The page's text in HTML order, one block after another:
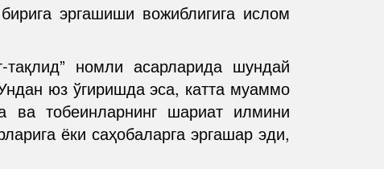
эргашиши вожиблигига ислом
номли асарларида шундай
юз ўгиришда эса, катта муаммо
тобеинларнинг шариат илмини
ёки саҳобаларга эргашар эди,